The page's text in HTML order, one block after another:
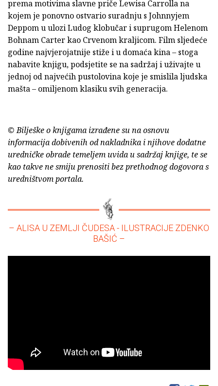
prema motivima slavne priče Lewisa Carrolla na
kojem je ponovno ostvario suradnju s Johnnyjem
Deppom u ulozi Ludog klobučar i suprugom Helenom
Bohnam Carter kao Crvenom kraljicom. Film sljedeće
godine najvjerojatnije stiže i u domaća kina – stoga
nabavite knjigu, podsjetite se na sadržaj i uživajte u
jednoj od najvećih pustolovina koje je smislila ljudska
mašta – omiljenom klasiku svih generacija.
© Bilješke o knjigama izrađene su na osnovu
informacija dobivenih od nakladnika i njihove dodatne
uredničke obrade temeljem uvida u sadržaj knjige, te se
kao takve ne smiju prenositi bez prethodnog dogovora s
uredništvom portala.
– ALISA U ZEMLJI ČUDESA - ILUSTRACIJE ZDENKO
BAŠIĆ –